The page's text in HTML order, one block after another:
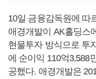
10일 금융감독원에 따
애경개발이 AK홀딩스
현물투자 방식으로 투
에 순이익 110억3,588
공했다. 애경개발은